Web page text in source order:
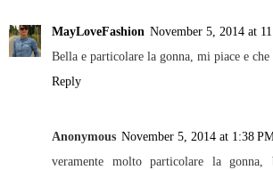
MayLoveFashion November 5, 2014 at
Bella e particolare la gonna, mi piace e
Reply
Anonymous November 5, 2014 at 1:38
veramente molto particolare la